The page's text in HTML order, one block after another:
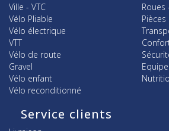
Ville - VTC
Vélo Pliable
Vélo électrique
VTT
Vélo de route
Gravel
Vélo enfant
Vélo reconditionné
Roues
Service clients